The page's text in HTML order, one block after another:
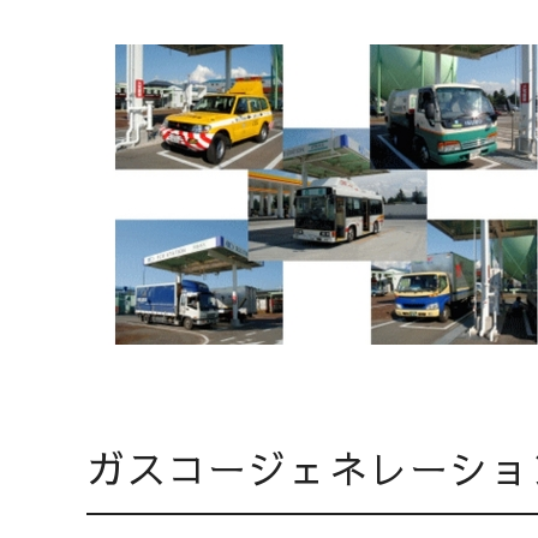
ガスコージェネレーシ